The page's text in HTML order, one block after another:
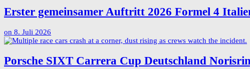
Erster gemeinsamer Auftritt 2026 Formel 4
on 8. Juli 2026
Porsche SIXT Carrera Cup Deutschland